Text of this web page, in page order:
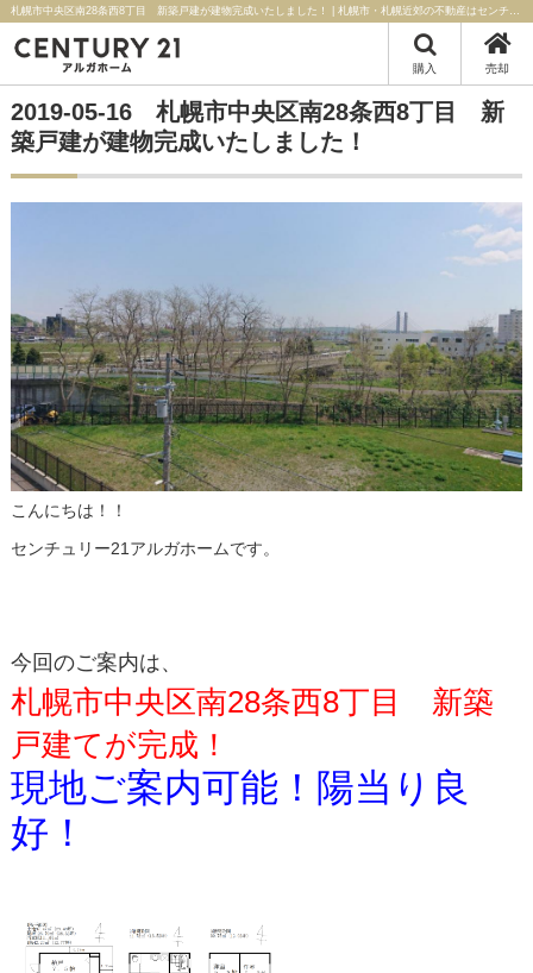
札幌市中央区南28条西8丁目 新築戸建が建物完成いたしました！ | 札幌市・札幌近郊の不動産はセンチュリー21アルガホーム
購入 売却
2019-05-16 札幌市中央区南28条西8丁目 新
築戸建が建物完成いたしました！
こんにちは！！
センチュリー21アルガホームです。
今回のご案内は、
札幌市中央区南28条西8丁目 新築
戸建てが完成！
現地ご案内可能！陽当り良
好！